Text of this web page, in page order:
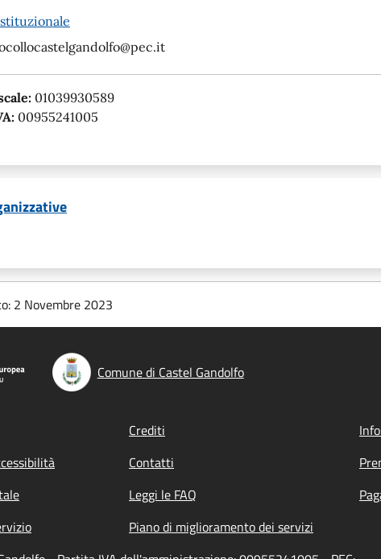
01039930589
00955241005
2 Novembre 2023
Comune di Castel Gandolfo
Crediti
Contatti
Leggi le FAQ
Piano di miglioramento dei servizi